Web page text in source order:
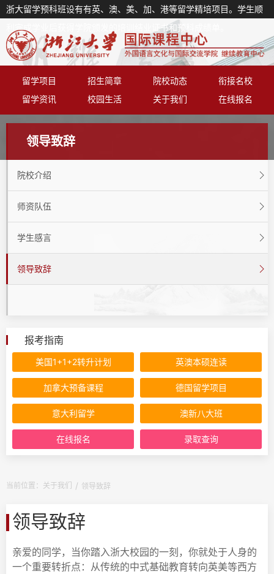
浙大留学预科班设有有英、澳、美、加、港等留学精培项目。学生顺
利完成学业后获得学院颁发的培训结业证书和预科成绩单。
留学项目 招生简章 院校动态
衔接名校
留学资讯
校园生活 关于我们 在线报名
领导致辞
院校介绍
师资队伍
学生感言
领导致辞
报考指南
美国1+1+2转升计划 英澳本硕连读
加拿大预备课程 德国留学项目
意大利留学 澳新八大班
在线报名 录取查询
当前位置： 关于我们 领导致辞
领导致辞
亲爱的同学，当你踏入浙大校园的一刻，你就处于人身的
一个重要转折点：从传统的中式基础教育转向英美等西方